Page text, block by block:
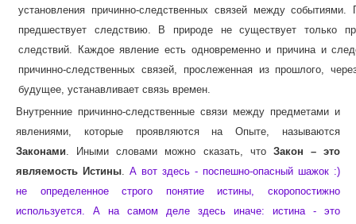
установления причинно-следственных связей между событиями.
предшествует следствию. В природе не существует только
следствий. Каждое явление есть одновременно и причина и
причинно-следственных связей, прослеженная из прошлого,
будущее, устанавливает связь времен.
Внутренние причинно-следственные связи между предметами и
явлениями, которые проявляются на Опыте, называются
Законами . Иными словами можно сказать, что Закон – это
являемость Истины
А вот здесь - поспешно-опасный шажок :)
не определенное строго понятие истины, скоропостижно
используется. А на самом деле здесь иначе: истина - это